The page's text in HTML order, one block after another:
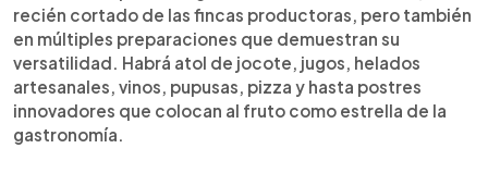
recién cortado de las fincas productoras, pero también
en múltiples preparaciones que demuestran su
versatilidad. Habrá atol de jocote, jugos, helados
artesanales, vinos, pupusas, pizza y hasta postres
innovadores que colocan al fruto como estrella de la
gastronomía.